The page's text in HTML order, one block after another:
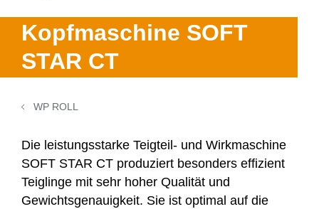
Maschinenreiniger
3D-Druck für Stüpfel
Kopfmaschine SOFT
STAR CT
WP ROLL
Die leistungsstarke Teigteil- und Wirkmaschine
SOFT STAR CT produziert besonders effizient
Teiglinge mit sehr hoher Qualität und
Gewichtsgenauigkeit. Sie ist optimal auf die